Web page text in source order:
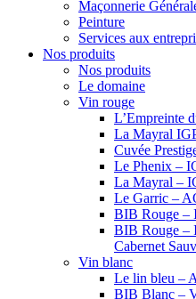
Maçonnerie
Peinture
Services aux
Nos produits
Nos produits
Le domaine
Vin rouge
L’Empreinte
La Mayral
Cuvée
Le Phenix –
La Mayral –
Le Garric –
BIB Rouge –
BIB Rouge –
Cabernet
Vin blanc
Le lin bleu –
BIB Blanc –